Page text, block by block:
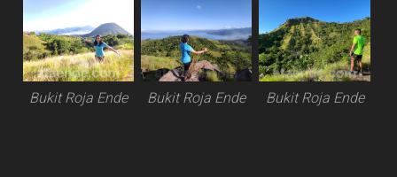
Bukit Roja Ende Bukit Roja Ende Bukit Roja Ende